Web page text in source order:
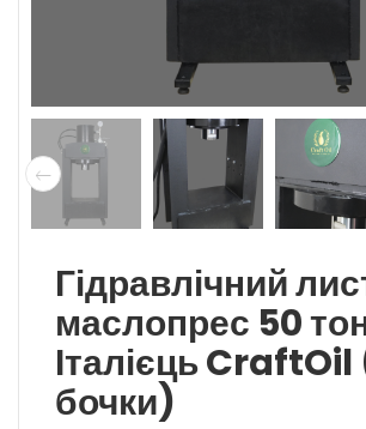
Гідравлічний
маслопрес 50
Італієць CraftOil
бочки)